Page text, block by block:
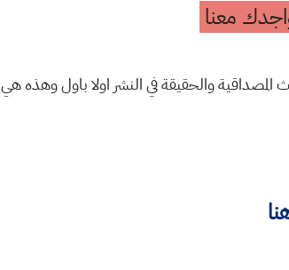
معنا
المصداقية والحقيقة في النشر اولا باول وهذه هي